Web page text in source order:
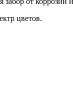
цветов.